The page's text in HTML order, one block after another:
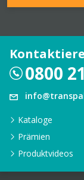
0800
Kataloge
Prämien
Produktvideos